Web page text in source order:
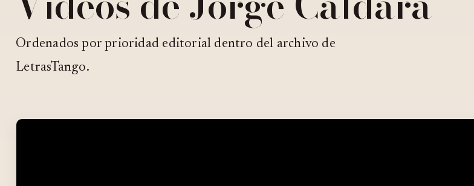
Ordenados por prioridad editorial dentro del archivo de
LetrasTango.